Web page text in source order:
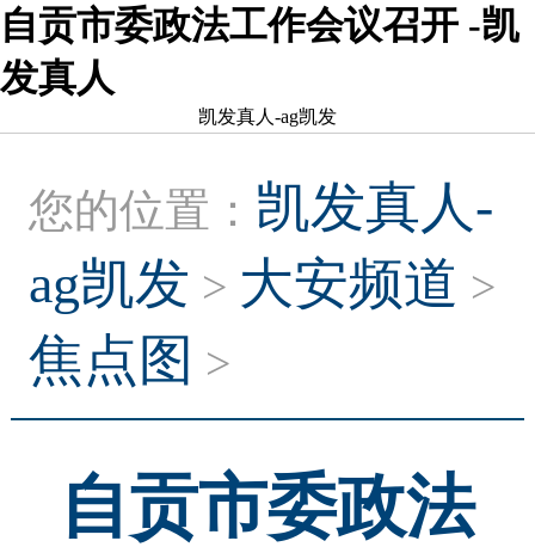
自贡市委政法工作会议召开 -凯
发真人
凯发真人-ag凯发
您的位置： 凯发真人-
ag凯发 > 大安频道 >
焦点图 >
自贡市委政法